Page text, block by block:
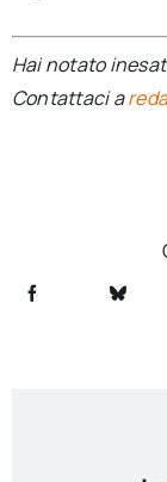
Hai notato
Contattaci a